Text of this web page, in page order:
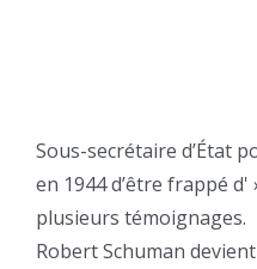
Sous-secrétaire d’État
en 1944 d’être frappé
plusieurs témoignages.
Robert Schuman